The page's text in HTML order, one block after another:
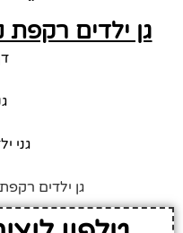
גן ילדים רקפת
גני
גן ילדים